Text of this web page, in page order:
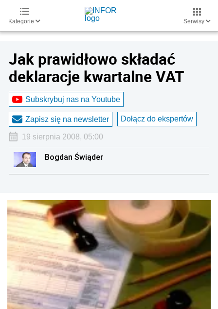
Kategorie Serwisy
Jak prawidłowo składać
deklaracje kwartalne VAT
Subskrybuj nas na Youtube
Zapisz się na newsletter Dołącz do ekspertów
19 sierpnia 2008, 05:00
Bogdan Świąder